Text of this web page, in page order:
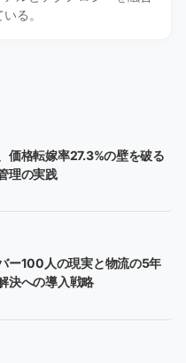
る。
価格転嫁率27.3%の壁を破る
理の実践
ー100人の現実と物流の5年
決への導入戦略